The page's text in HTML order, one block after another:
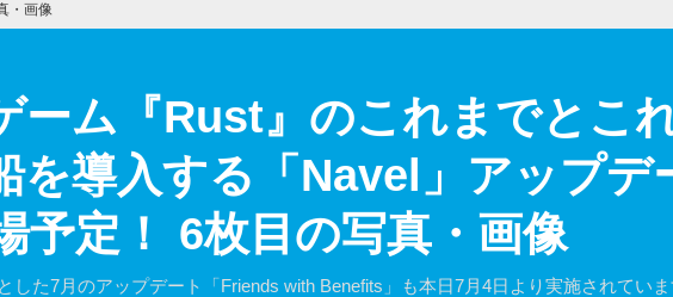
・画像
ーム『Rust』のこれまでとこ
を導入する「Navel」アップデ
予定！ 6枚目の写真・画像
た7月のアップデート「Friends with Benefits」も本日7月4日より実施されていま